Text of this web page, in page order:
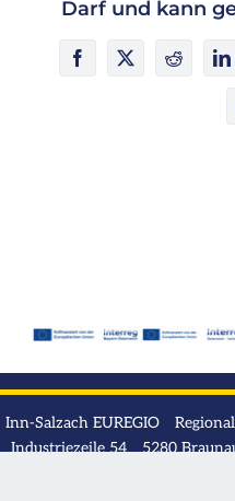
Darf und kann
Facebook
X Reddit
Inn-Salzach EUREGIO
Industriezeile 54 5280